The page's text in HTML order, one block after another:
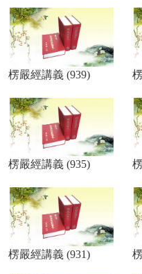
楞嚴經講義 (939)
楞嚴經講義 (935)
楞嚴經講義 (931)